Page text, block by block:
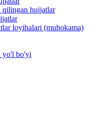
qilingan hujjatlar
loyihalari (muhokama)
yo'l bo'yi